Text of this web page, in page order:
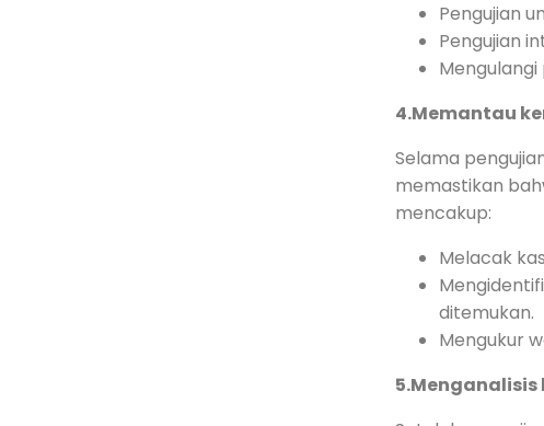
Pengujian
Pengujian
4.Memantau
Selama
memastikan
mencakup:
Melacak
ditemukan.
Mengukur
5.Menganalisis